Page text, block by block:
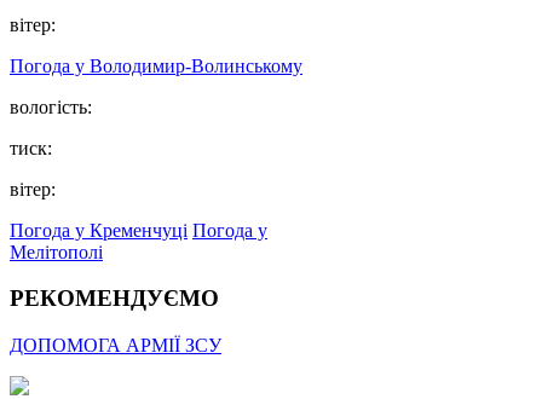
вітер:
Погода у Володимир-Волинському
вологість:
тиск:
вітер:
Погода у Кременчуці Погода у
Мелітополі
РЕКОМЕНДУЄМО
ДОПОМОГА АРМІЇ ЗСУ